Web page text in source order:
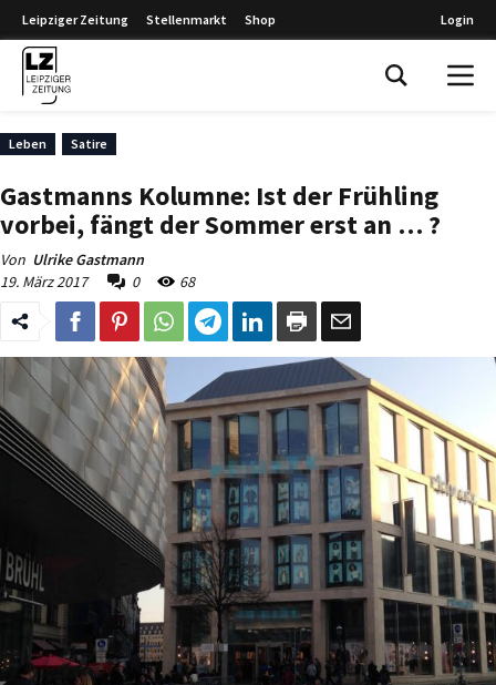
Leipziger Zeitung Stellenmarkt Shop Login
Leben Satire
Gastmanns Kolumne: Ist der Frühling
vorbei, fängt der Sommer erst an … ?
Von Ulrike Gastmann
19. März 2017
0 68